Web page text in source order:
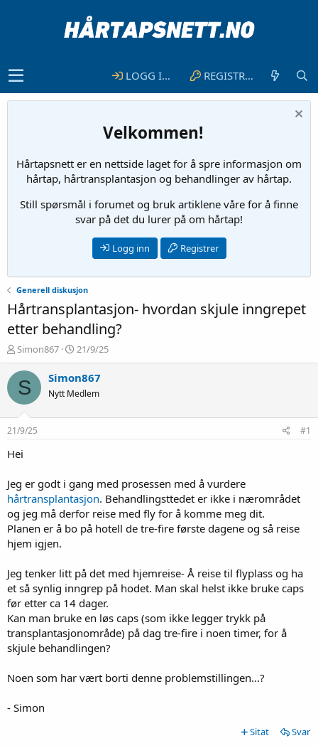
LOGG INN REGISTRER
Velkommen!
Hårtapsnett er en nettside laget for å spre informasjon om
hårtap, hårtransplantasjon og behandlinger av hårtap.
Still spørsmål i forumet og bruk artiklene våre for å finne
svar på det du lurer på om hårtap!
Logg inn Registrer
Generell diskusjon
Hårtransplantasjon- hvordan skjule inngrepet
etter behandling?
T
r
å
d
s
a
t
Simon867
S
t
a
t
21/9/25
S Simon867
Nytt Medlem
21/9/25 #1
Hei
Jeg er godt i gang med prosessen med å vurdere
hårtransplantasjon. Behandlingsttedet er ikke i nærområdet
og jeg må derfor reise med fly for å komme meg dit.
Planen er å bo på hotell de tre-fire første dagene og så reise
hjem igjen.
Jeg tenker litt på det med hjemreise- Å reise til flyplass og ha
et så synlig inngrep på hodet. Man skal helst ikke bruke caps
før etter ca 14 dager.
Kan man bruke en løs caps (som ikke legger trykk på
transplantasjonområde) på dag tre-fire i noen timer, for å
skjule behandlingen?
Noen som har vært borti denne problemstillingen...?
- Simon
Sitat Svar